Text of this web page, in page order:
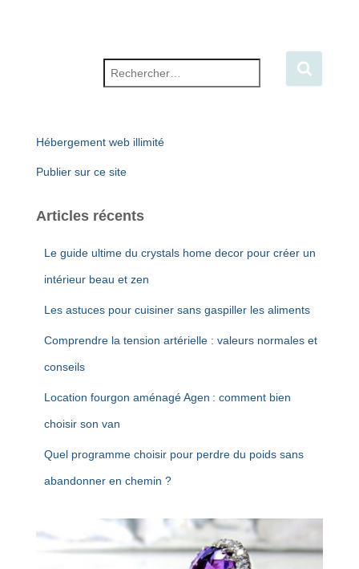
Hébergement web illimité
Publier sur ce site
Articles récents
Le guide ultime du crystals home decor pour créer un
intérieur beau et zen
Les astuces pour cuisiner sans gaspiller les aliments
Comprendre la tension artérielle : valeurs normales et
conseils
Location fourgon aménagé Agen : comment bien
choisir son van
Quel programme choisir pour perdre du poids sans
abandonner en chemin ?